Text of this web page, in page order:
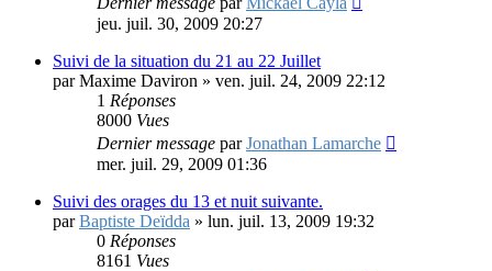
jeu. juil. 30, 2009 20:27
Suivi de la situation du 21 au 22 Juillet
parMaxime Daviron » ven. juil. 24, 2009 22:12
1 Réponses
8000 Vues
Dernier message parJonathan Lamarche
mer. juil. 29, 2009 01:36
Suivi des orages du 13 et nuit suivante.
parBaptiste Deïdda » lun. juil. 13, 2009 19:32
0 Réponses
8161 Vues